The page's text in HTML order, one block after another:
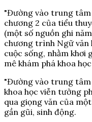
"Đường vào trung
chương 2 của tiểu
(một số nguồn ghi
chương trình Ngữ văn
cuộc sống, nhằm
mê khám phá khoa
"Đường vào trung
khoa học viễn tưởng
qua giọng văn của
gần gũi, sinh động.